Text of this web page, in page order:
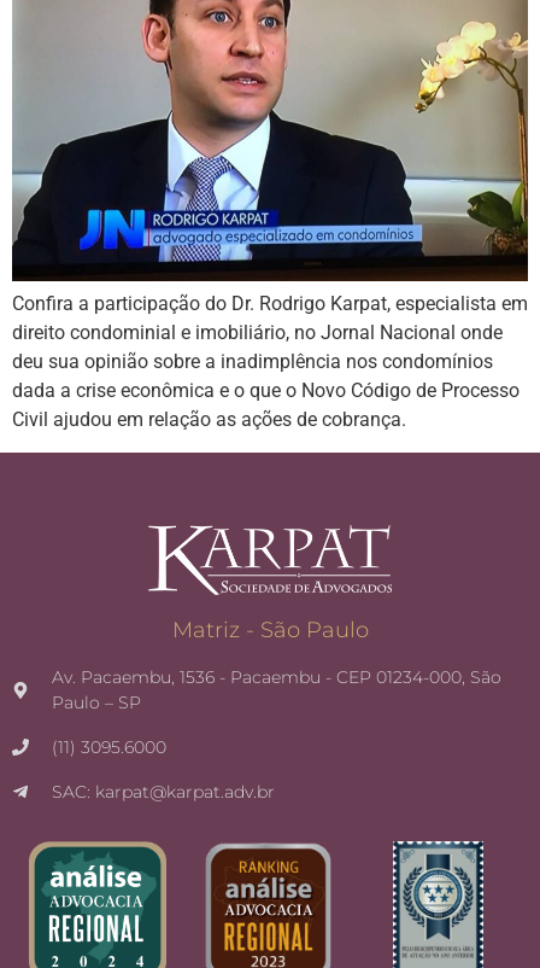
Confira a participação do Dr. Rodrigo Karpat, especialista em
direito condominial e imobiliário, no Jornal Nacional onde
deu sua opinião sobre a inadimplência nos condomínios
dada a crise econômica e o que o Novo Código de Processo
Civil ajudou em relação as ações de cobrança.
Matriz - São Paulo
Av. Pacaembu, 1536 - Pacaembu - CEP 01234-000, São
Paulo – SP
(11) 3095.6000
SAC: karpat@karpat.adv.br